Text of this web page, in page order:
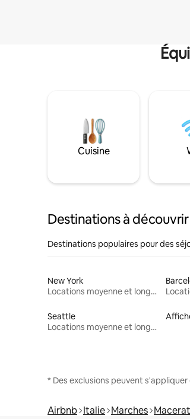
Cuisine
Destinations à découvrir
Destinations populaires pour des
New York
Locations moyenne et longue durée
Seattle
Locations moyenne et longue durée
* Des exclusions peuvent
Airbnb Italie Marches